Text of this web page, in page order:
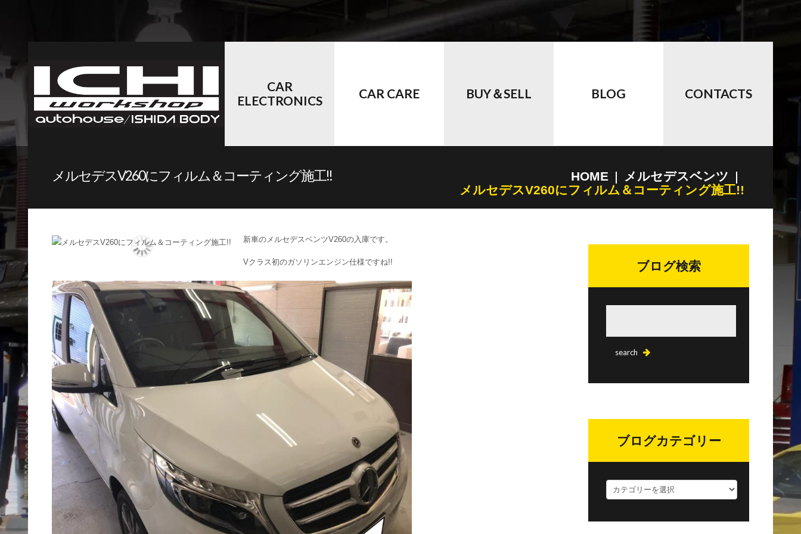
CAR
ELECTRONICS
CAR CARE BUY＆SELL BLOG CONTACTS
メルセデスV260にフィルム＆コーティング施工!! HOME
メルセデスベンツ
メルセデスV260にフィルム＆コーティング施工!!
新車のメルセデスベンツV260の入庫です。
Vクラス初のガソリンエンジン仕様ですね!! ブログ検索
ブログカテゴリー
ロ